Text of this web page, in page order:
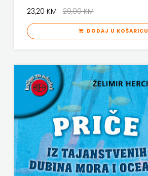
23,20 KM29,00 KM
DODAJ U KOŠARICU